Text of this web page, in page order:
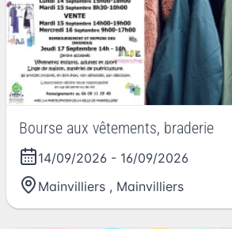
Bourse aux vêtements, braderie
14/09/2026 - 16/09/2026
Mainvilliers , Mainvilliers